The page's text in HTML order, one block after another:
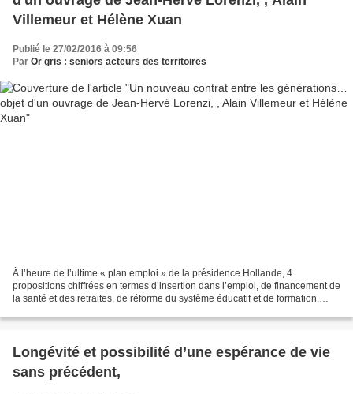
Villemeur et Hélène Xuan
Publié le 27/02/2016 à 09:56
Par Or gris : seniors acteurs des territoires
À l’heure de l’ultime « plan emploi » de la présidence Hollande, 4
propositions chiffrées en termes d’insertion dans l’emploi, de financement de
la santé et des retraites, de réforme du système éducatif et de formation,
Longévité et possibilité d’une espérance de vie
sans précédent,